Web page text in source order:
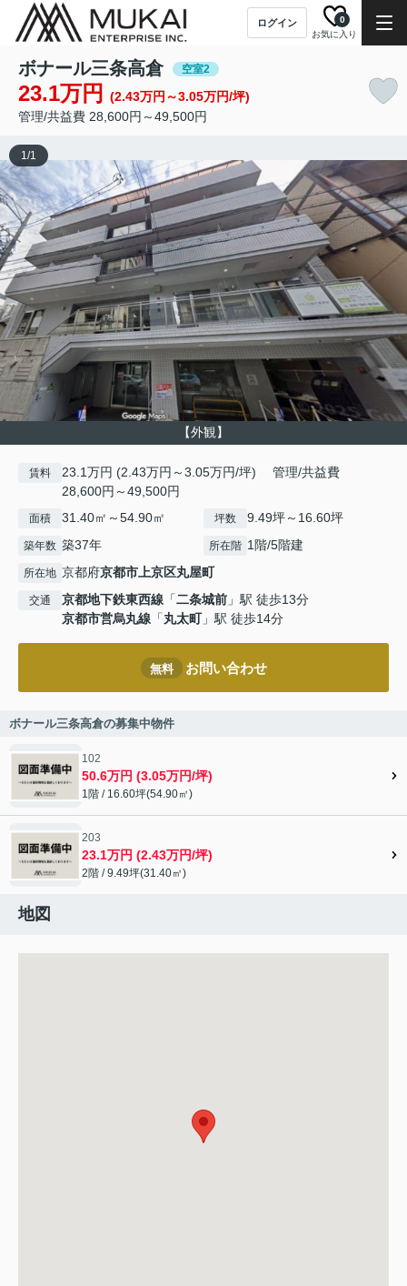
ログイン
お気に入り
0
ボナール三条高倉 空室2
23.1万円
(2.43万円～3.05万円/坪)
管理/共益費 28,600円～49,500円
【外観】
1/1
賃料
23.1万円 (2.43万円～3.05万円/坪) 管理/共益費
28,600円～49,500円
面積 31.40㎡～54.90㎡ 坪数 9.49坪～16.60坪
築年数 築37年 所在階 1階/5階建
所在地 京都府京都市上京区丸屋町
交通 京都地下鉄東西線 「二条城前 」駅 徒歩13分
京都市営烏丸線 「丸太町」駅 徒歩14分
無料 お問い合わせ
ボナール三条高倉の募集中物件
102
50.6万円 (3.05万円/坪)
1階 / 16.60坪(54.90㎡)
203
23.1万円 (2.43万円/坪)
2階 / 9.49坪(31.40㎡)
地図